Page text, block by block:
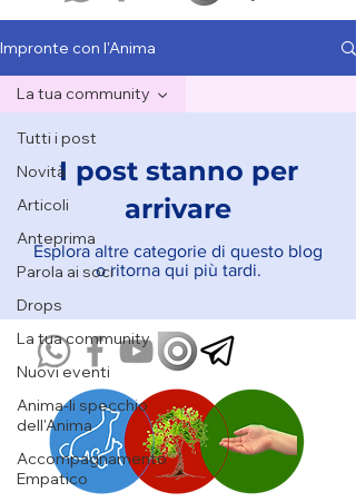
Impronte con l'Anima
Tutti i post
Novità
Articoli
Anteprima
Parola ai soci
Drops
La tua community
Nuovi eventi
Anima-li specchio
dell'Anima
Accompagnamento
Empatico
La tua community
I post stanno per
arrivare
Esplora altre categorie di questo blog
o ritorna qui più tardi.